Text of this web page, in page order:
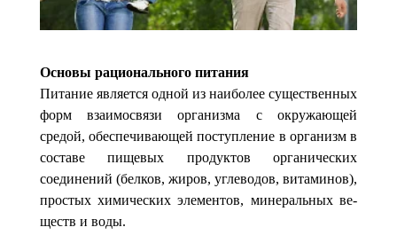
Основы рационального питания
Питание является одной из наиболее существенных
форм взаимосвязи организма с окружающей
средой, обеспечива­ющей поступление в организм в
составе пищевых продуктов органических
соединений (белков, жиров, углеводов, вита­минов),
простых химических элементов, минеральных ве­
ществ и воды.